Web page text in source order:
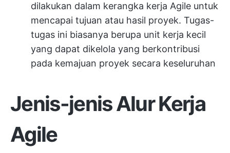
dilakukan dalam kerangka kerja Agile untuk
mencapai tujuan atau hasil proyek. Tugas-
tugas ini biasanya berupa unit kerja kecil
yang dapat dikelola yang berkontribusi
pada kemajuan proyek secara keseluruhan
Jenis-jenis Alur Kerja
Agile